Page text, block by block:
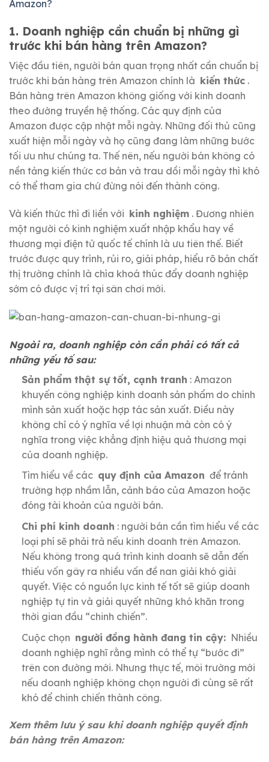
Amazon?
1. Doanh nghiệp cần chuẩn bị những gì
trước khi bán hàng trên Amazon?
Việc đầu tiên, người bán quan trọng nhất cần chuẩn bị
trước khi bán hàng trên Amazon chính là kiến ​​thức .
Bán hàng trên Amazon không giống với kinh doanh
theo đường truyền hệ thống. Các quy định của
Amazon được cập nhật mỗi ngày. Những đối thủ cũng
xuất hiện mỗi ngày và họ cũng đang làm những bước
tối ưu như chúng ta. Thế nên, nếu người bán không có
nền tảng kiến ​​thức cơ bản và trau dồi mỗi ngày thì khó
có thể tham gia chứ đừng nói đến thành công.
Và kiến ​​thức thì đi liền với kinh nghiệm . Đương nhiên
một người có kinh nghiệm xuất nhập khẩu hay về
thương mại điện tử quốc tế chính là ưu tiên thế. Biết
trước được quy trình, rủi ro, giải pháp, hiểu rõ bản chất
thị trường chính là chìa khoá thúc đẩy doanh nghiệp
sớm có được vị trí tại sân chơi mới.
Ngoài ra, doanh nghiệp còn cần phải có tất cả
những yếu tố sau:
Sản phẩm thật sự tốt, cạnh tranh : Amazon
khuyến công nghiệp kinh doanh sản phẩm do chính
mình sản xuất hoặc hợp tác sản xuất. Điều này
không chỉ có ý nghĩa về lợi nhuận mà còn có ý
nghĩa trong việc khẳng định hiệu quả thương mại
của doanh nghiệp.
Tìm hiểu về các quy định của Amazon để tránh
trường hợp nhầm lẫn, cảnh báo của Amazon hoặc
đóng tài khoản của người bán.
Chi phí kinh doanh : người bán cần tìm hiểu về các
loại phí sẽ phải trả nếu kinh doanh trên Amazon.
Nếu không trong quá trình kinh doanh sẽ dẫn đến
thiếu vốn gây ra nhiều vấn đề nan giải khó giải
quyết. Việc có nguồn lực kinh tế tốt sẽ giúp doanh
nghiệp tự tin và giải quyết những khó khăn trong
thời gian đầu “chinh chiến”.
Cuộc chọn người đồng hành đang tin cậy:Nhiều
doanh nghiệp nghĩ rằng mình có thể tự “bước đi”
trên con đường mới. Nhưng thực tế, môi trường mới
nếu doanh nghiệp không chọn người đi cùng sẽ rất
khó để chinh chiến thành công.
Xem thêm lưu ý sau khi doanh nghiệp quyết định
bán hàng trên Amazon: